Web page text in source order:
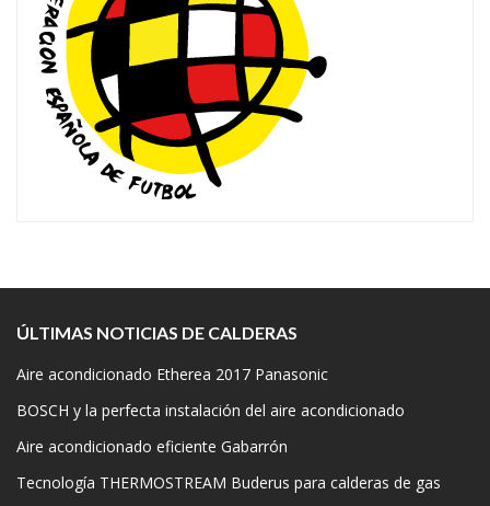
ÚLTIMAS NOTICIAS DE CALDERAS
Aire acondicionado Etherea 2017 Panasonic
BOSCH y la perfecta instalación del aire acondicionado
Aire acondicionado eficiente Gabarrón
Tecnología THERMOSTREAM Buderus para calderas de gas